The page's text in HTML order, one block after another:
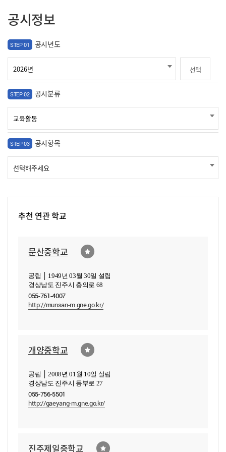
공시정보
STEP 01 공시년도
선택
STEP 02 공시분류
STEP 03 공시항목
추천 연관 학교
문산중학교
공립 │ 1949년 03월 30일 설립
경상남도 진주시 충의로 68
055-761-4007
http://munsan-m.gne.go.kr/
개양중학교
공립 │ 2008년 01월 10일 설립
경상남도 진주시 동부로 27
055-756-5501
http://gaeyang-m.gne.go.kr/
진주제일중학교